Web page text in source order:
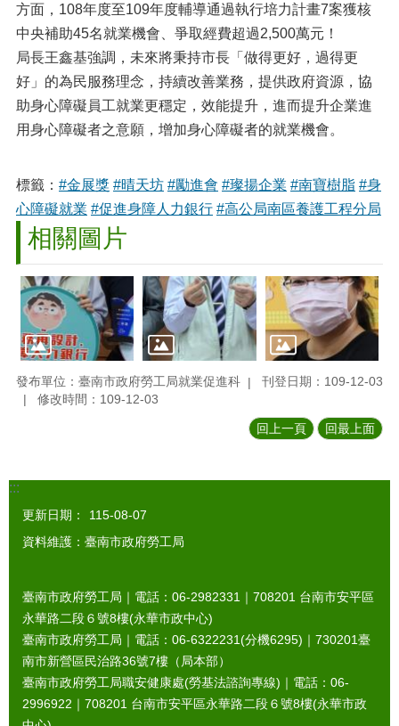
方面，108年度至109年度輔導通過執行培力計畫7案獲核
中央補助45名就業機會、爭取經費超過2,500萬元！
局長王鑫基強調，未來將秉持市長「做得更好，過得更
好」的為民服務理念，持續改善業務，提供政府資源，協
助身心障礙員工就業更穩定，效能提升，進而提升企業進
用身心障礙者之意願，增加身心障礙者的就業機會。
標籤： #金展獎 #晴天坊 #勵進會 #璨揚企業 #南寶樹脂 #身
心障礙就業 #促進身障人力銀行 #高公局南區養護工程分局
相關圖片
發布單位：臺南市政府勞工局就業促進科
刊登日期：109-12-03
修改時間：109-12-03
回上一頁 回最上面
:::
更新日期：
115-08-07
資料維護：臺南市政府勞工局
臺南市政府勞工局｜電話：06-2982331｜ 708201 台南市安平區
永華路二段６號8樓(永華市政中心)
臺南市政府勞工局｜電話：06-6322231(分機6295)｜ 730201臺
南市新營區民治路36號7樓（局本部）
臺南市政府勞工局職安健康處(勞基法諮詢專線)｜電話：06-
2996922｜ 708201 台南市安平區永華路二段６號8樓(永華市政